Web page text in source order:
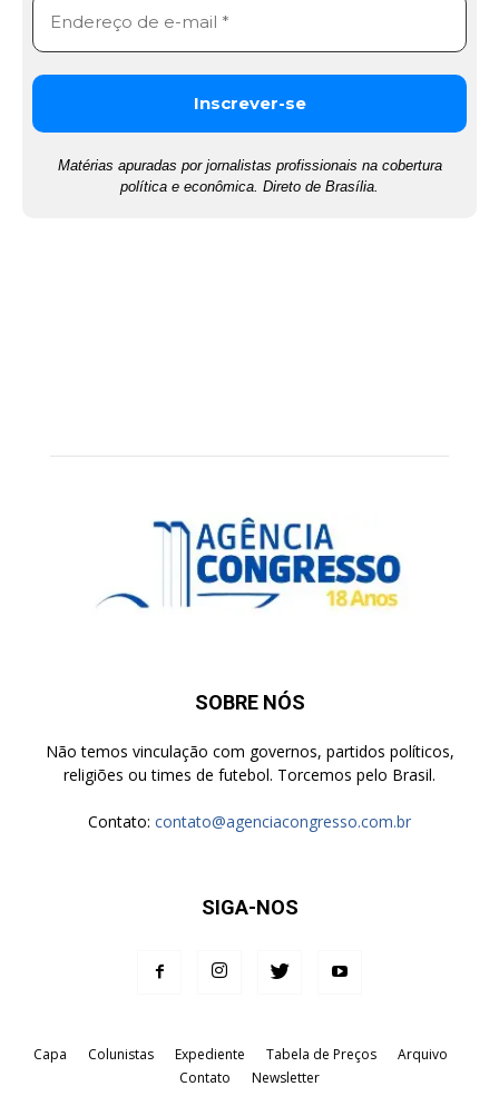
Matérias apuradas por jornalistas profissionais na cobertura
política e econômica. Direto de Brasília.
SOBRE NÓS
Não temos vinculação com governos, partidos políticos,
religiões ou times de futebol. Torcemos pelo Brasil.
Contato: contato@agenciacongresso.com.br
SIGA-NOS
Capa Colunistas Expediente Tabela de Preços
Arquivo
Contato
Newsletter